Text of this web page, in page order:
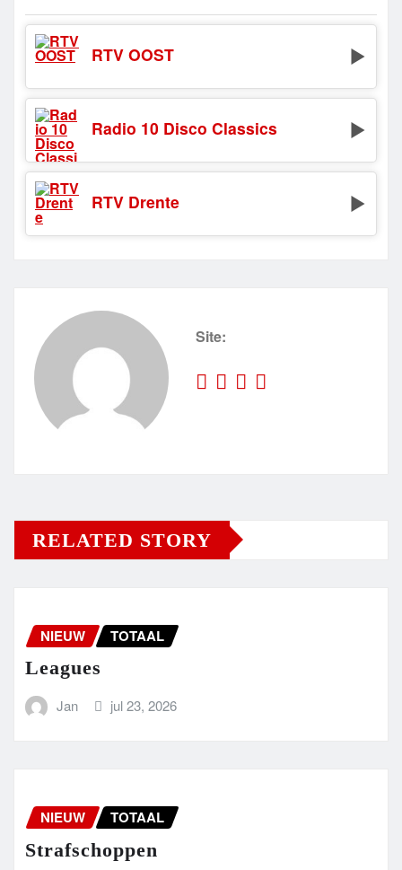
RTV OOST
Radio 10 Disco Classics
RTV Drente
Site:
RELATED STORY
NIEUW TOTAAL
Leagues
Jan jul 23, 2026
NIEUW TOTAAL
Strafschoppen